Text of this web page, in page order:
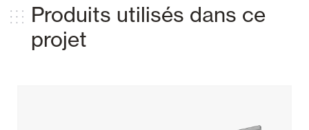
Produits utilisés dans ce
projet